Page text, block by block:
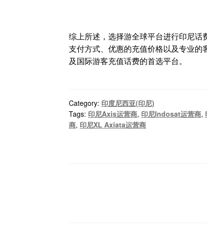
综上所述，选择游全球平台进行印尼
支付方式、优惠的充值价格以及专业
及国际游客充值话费的首选平台。
Category: 印度尼西亚(印尼)
Tags: 印尼Axis运营商, 印尼Indosat运营商,
商, 印尼XL Axiata运营商